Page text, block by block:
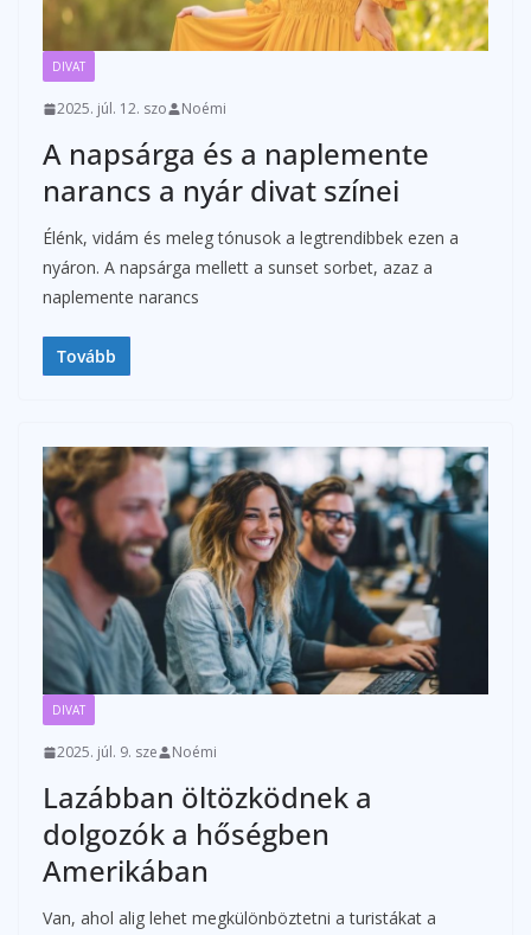
DIVAT
2025. júl. 12. szo Noémi
A napsárga és a naplemente
narancs a nyár divat színei
Élénk, vidám és meleg tónusok a legtrendibbek ezen a
nyáron. A napsárga mellett a sunset sorbet, azaz a
naplemente narancs
Tovább
DIVAT
2025. júl. 9. sze Noémi
Lazábban öltözködnek a
dolgozók a hőségben
Amerikában
Van, ahol alig lehet megkülönböztetni a turistákat a